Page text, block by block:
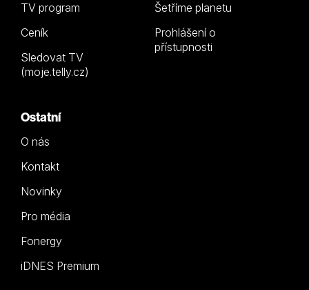
TV program
Ceník
Sledovat TV
(moje.telly.cz)
Šetříme planetu
Prohlášení o
přístupnosti
Ostatní
O nás
Kontakt
Novinky
Pro média
Fonergy
iDNES Premium